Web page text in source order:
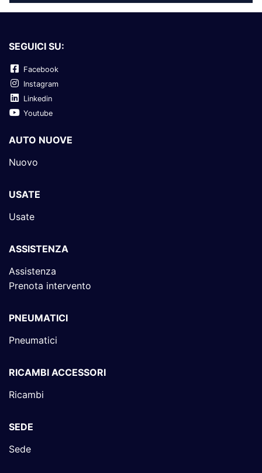
SEGUICI SU:
Facebook
Instagram
Linkedin
Youtube
AUTO NUOVE
Nuovo
USATE
Usate
ASSISTENZA
Assistenza
Prenota intervento
PNEUMATICI
Pneumatici
RICAMBI ACCESSORI
Ricambi
SEDE
Sede